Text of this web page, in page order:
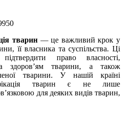
тварин— це важливий крок у
її власника та суспільства. Ці
право власності,
здоров’ям тварини, а також
тварини. У нашій країні
тварин є не лише
для деяких видів тварин,